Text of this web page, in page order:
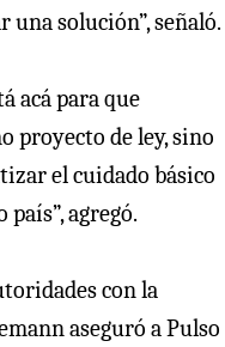
una solución”, señaló.
acá para que
proyecto de ley, sino
el cuidado básico
agregó.
con la
aseguró a Pulso